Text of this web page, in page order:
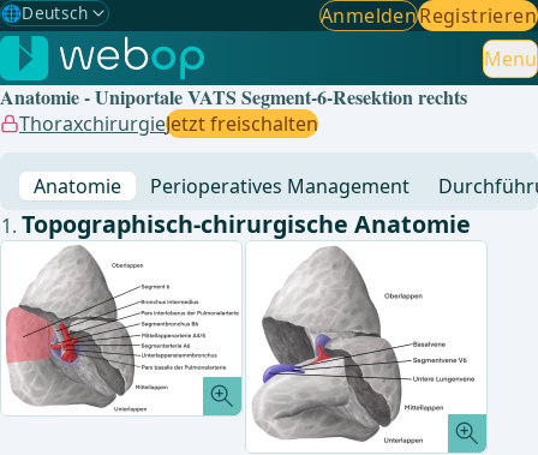
🌐Deutsch
Gewählte Sprache: Deutsch
🇩🇪 Deutsch ✓
🇬🇧English
🇧🇷 Brasilianisch
AnmeldenRegistrieren
Menu
Anatomie - Uniportale VATS Segment-6-Resektion rechts
ThoraxchirurgieJetzt freischalten
Anatomie Perioperatives Management
Topographisch-chirurgische Anatomie